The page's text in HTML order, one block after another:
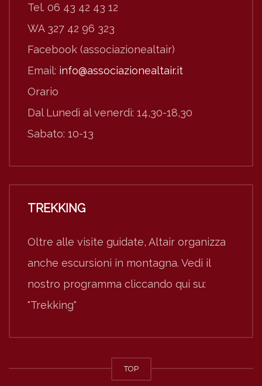
Tel. 06 43 42 43 12
WA 327 42 96 323
Facebook (associazionealtair)
Email: info@associazionealtair.it
Orario
Dal Lunedì al venerdì: 14,30-18,30
Sabato: 10-13
TREKKING
Oltre alle visite guidate, Altair organizza
anche escursioni in montagna. Vedi il
nostro programma cliccando qui su:
"Trekking"
TOP